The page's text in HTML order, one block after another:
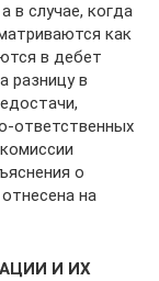
в случае, когда
как
в дебет
разницу в
ответственных
о
на
И ИХ